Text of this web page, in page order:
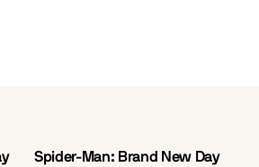
Spider-Man: Brand New Day
VO.ST.FR